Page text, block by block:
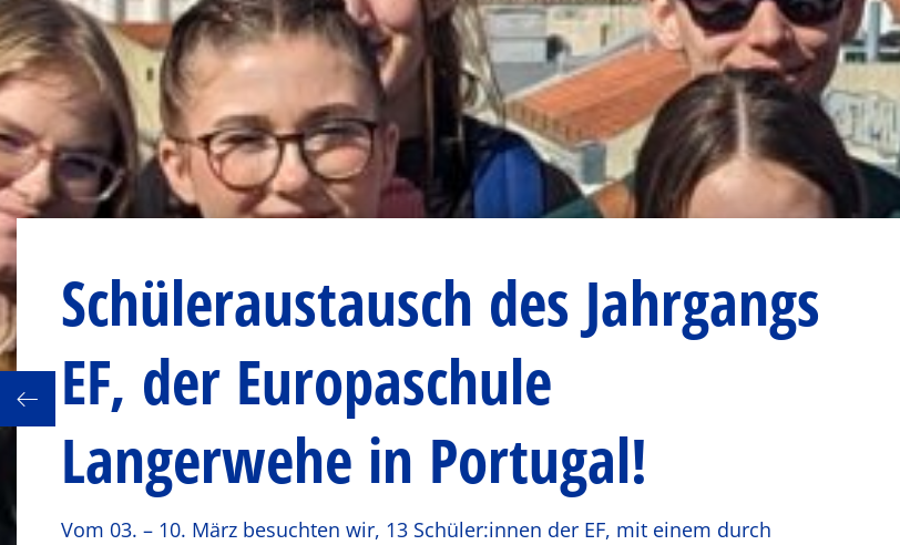
Schüleraustausch des Jahrgangs
EF, der Europaschule
Langerwehe in Portugal!
Vom 03. – 10. März besuchten wir, 13 Schüler:innen der EF, mit einem durch